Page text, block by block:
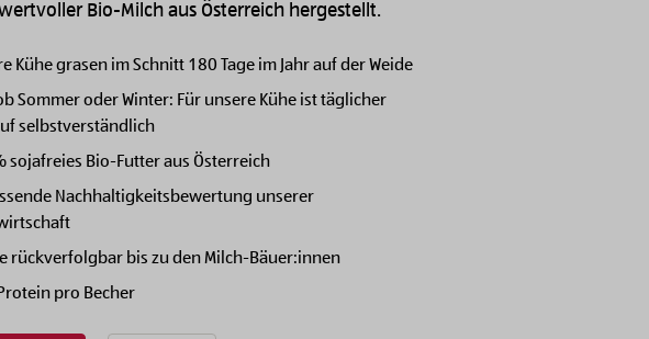
Bio-Milch aus Österreich hergestellt.
Kühe grasen im Schnitt 180 Tage im Jahr auf der Weide
Sommer oder Winter: Für unsere Kühe ist täglicher
selbstverständlich
sojafreies Bio-Futter aus Österreich
Nachhaltigkeitsbewertung unserer
rückverfolgbar bis zu den Milch-Bäuer:innen
pro Becher